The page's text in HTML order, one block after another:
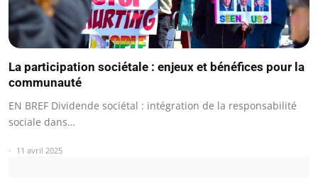
La participation sociétale : enjeux et bénéfices pour la
communauté
EN BREF Dividende sociétal : intégration de la responsabilité
sociale dans…
11 avril 2025